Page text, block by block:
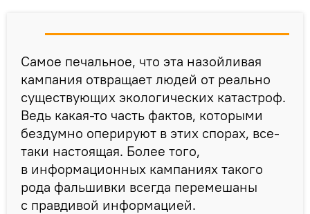
Самое печальное, что эта назойливая
кампания отвращает людей от реально
существующих экологических катастроф.
Ведь какая-то часть фактов, которыми
бездумно оперируют в этих спорах, все-
таки настоящая. Более того,
в информационных кампаниях такого
рода фальшивки всегда перемешаны
с правдивой информацией.